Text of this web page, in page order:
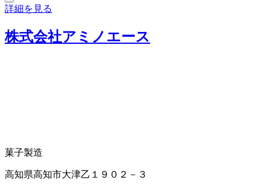
詳細を見る
株式会社アミノエース
菓子製造
高知県高知市大津乙１９０２－３